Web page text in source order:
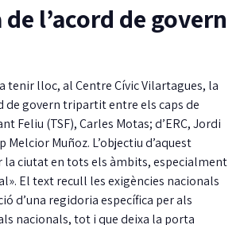
l’acord de govern
tenir lloc, al Centre Cívic Vilartagues, la
de govern tripartit entre els caps de
Feliu (TSF), Carles Motas; d’ERC, Jordi
Melcior Muñoz. L’objectiu d’aquest
la ciutat en tots els àmbits, especialment
El text recull les exigències nacionals
d’una regidoria específica per als
nacionals, tot i que deixa la porta